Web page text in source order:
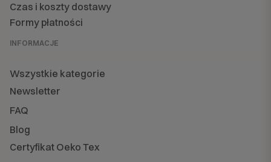
Czas i koszty dostawy
Formy płatności
INFORMACJE
Wszystkie kategorie
Newsletter
FAQ
Blog
Certyfikat Oeko Tex